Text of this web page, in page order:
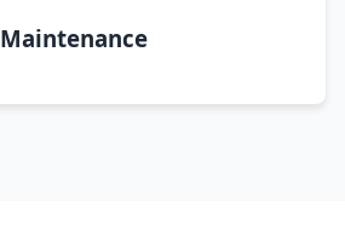
Maintenance